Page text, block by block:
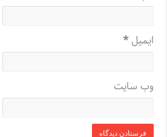
ایمیل*
وب‌ سایت